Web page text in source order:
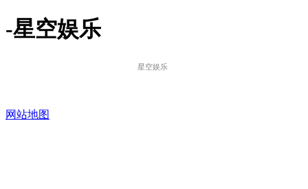
-星空娱乐
星空娱乐
网站地图